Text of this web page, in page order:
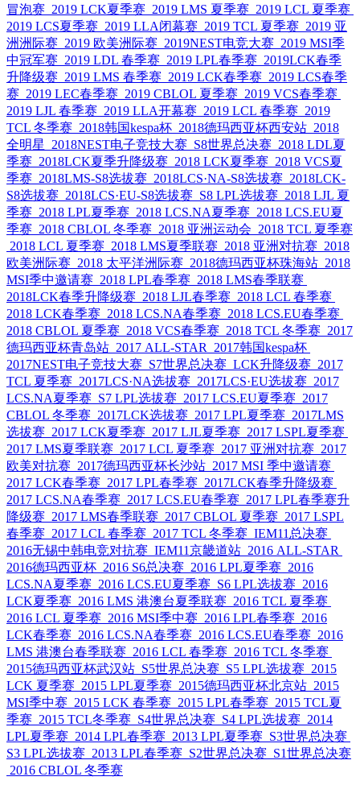
冒泡赛 2019 LCK夏季赛 2019 LMS 夏季赛 2019 LCL 夏季赛
2019 LCS夏季赛 2019 LLA闭幕赛 2019 TCL 夏季赛 2019 亚
洲洲际赛 2019 欧美洲际赛 2019NEST电竞大赛 2019 MSI季
中冠军赛 2019 LDL 春季赛 2019 LPL春季赛 2019LCK春季
升降级赛 2019 LMS 春季赛 2019 LCK春季赛 2019 LCS春季
赛 2019 LEC春季赛 2019 CBLOL 夏季赛 2019 VCS春季赛
2019 LJL 春季赛 2019 LLA开幕赛 2019 LCL 春季赛 2019
TCL 冬季赛 2018韩国kespa杯 2018德玛西亚杯西安站 2018
全明星
2018NEST电子竞技大赛 S8世界总决赛 2018 LDL夏
季赛 2018LCK夏季升降级赛 2018 LCK夏季赛 2018 VCS夏
季赛 2018LMS-S8选拔赛 2018LCS·NA-S8选拔赛 2018LCK-
S8选拔赛 2018LCS·EU-S8选拔赛 S8 LPL选拔赛 2018 LJL 夏
季赛 2018 LPL夏季赛 2018 LCS.NA夏季赛 2018 LCS.EU夏
季赛 2018 CBLOL 冬季赛 2018 亚洲运动会 2018 TCL 夏季赛
2018 LCL 夏季赛 2018 LMS夏季联赛 2018 亚洲对抗赛 2018
欧美洲际赛 2018 太平洋洲际赛 2018德玛西亚杯珠海站 2018
MSI季中邀请赛 2018 LPL春季赛 2018 LMS春季联赛
2018LCK春季升降级赛 2018 LJL春季赛 2018 LCL 春季赛
2018 LCK春季赛 2018 LCS.NA春季赛 2018 LCS.EU春季赛
2018 CBLOL 夏季赛 2018 VCS春季赛 2018 TCL 冬季赛 2017
德玛西亚杯青岛站 2017 ALL-STAR
2017韩国kespa杯
2017NEST电子竞技大赛 S7世界总决赛 LCK升降级赛 2017
TCL 夏季赛 2017LCS·NA选拔赛 2017LCS·EU选拔赛 2017
LCS.NA夏季赛 S7 LPL选拔赛 2017 LCS.EU夏季赛 2017
CBLOL 冬季赛 2017LCK选拔赛 2017 LPL夏季赛 2017LMS
选拔赛 2017 LCK夏季赛 2017 LJL夏季赛 2017 LSPL夏季赛
2017 LMS夏季联赛 2017 LCL 夏季赛 2017 亚洲对抗赛 2017
欧美对抗赛 2017德玛西亚杯长沙站 2017 MSI 季中邀请赛
2017 LCK春季赛 2017 LPL春季赛 2017LCK春季升降级赛
2017 LCS.NA春季赛 2017 LCS.EU春季赛 2017 LPL春季赛升
降级赛 2017 LMS春季联赛 2017 CBLOL 夏季赛 2017 LSPL
春季赛 2017 LCL 春季赛 2017 TCL 冬季赛 IEM11总决赛
2016无锡中韩电竞对抗赛 IEM11京畿道站 2016 ALL-STAR
2016德玛西亚杯 2016 S6总决赛 2016 LPL夏季赛 2016
LCS.NA夏季赛 2016 LCS.EU夏季赛 S6 LPL选拔赛 2016
LCK夏季赛 2016 LMS 港澳台夏季联赛 2016 TCL 夏季赛
2016 LCL 夏季赛 2016 MSI季中赛 2016 LPL春季赛 2016
LCK春季赛 2016 LCS.NA春季赛 2016 LCS.EU春季赛 2016
LMS 港澳台春季联赛 2016 LCL 春季赛 2016 TCL 冬季赛
2015德玛西亚杯武汉站 S5世界总决赛 S5 LPL选拔赛 2015
LCK 夏季赛 2015 LPL夏季赛 2015德玛西亚杯北京站 2015
MSI季中赛 2015 LCK 春季赛 2015 LPL春季赛 2015 TCL夏
季赛 2015 TCL冬季赛 S4世界总决赛 S4 LPL选拔赛 2014
LPL夏季赛 2014 LPL春季赛 2013 LPL夏季赛 S3世界总决赛
S3 LPL选拔赛 2013 LPL春季赛 S2世界总决赛 S1世界总决赛
2016 CBLOL 冬季赛